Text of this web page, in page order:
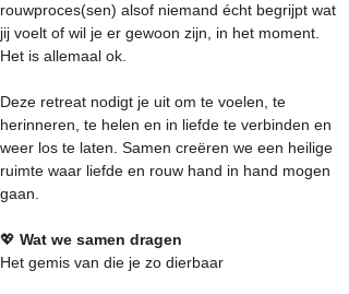
rouwproces(sen) alsof niemand écht begrijpt wat
jij voelt of wil je er gewoon zijn, in het moment.
Het is allemaal ok.
Deze retreat nodigt je uit om te voelen, te
herinneren, te helen en in liefde te verbinden en
weer los te laten. Samen creëren we een heilige
ruimte waar liefde en rouw hand in hand mogen
gaan.
💖 Wat we samen dragen
Het gemis van die je zo dierbaar